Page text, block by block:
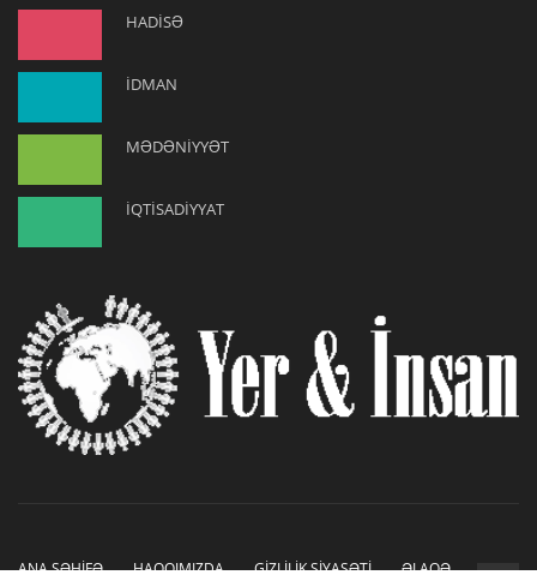
HADİSƏ
İDMAN
MƏDƏNİYYƏT
İQTİSADİYYAT
ANA SƏHİFƏ HAQQIMIZDA GİZLİLİK SİYASƏTİ ƏLAQƏ